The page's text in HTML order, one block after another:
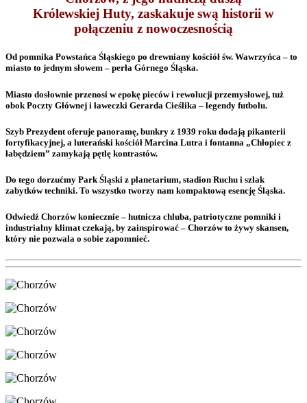
Królewskiej Huty, zaskakuje swą historii w
połączeniu z nowoczesnością
Od pomnika Powstańca Śląskiego po drewniany kościół św. Wawrzyńca – to
miasto to jednym słowem – perła Górnego Śląska.
Miasto dosłownie przenosi w epokę pieców i rewolucji przemysłowej, tuż
obok Poczty Głównej i ławeczki Gerarda Cieślika – legendy futbolu.
Szyb Prezydent oferuje panoramę, bunkry z 1939 roku dodają pikanterii
fortyfikacyjnej, a luterański kościół Marcina Lutra i fontanna „Chłopiec z
łabędziem” zamykają pętlę kontrastów.
Do tego dorzućmy Park Śląski z planetarium, stadion Ruchu i szlak
zabytków techniki. To wszystko tworzy nam kompaktową esencję Śląska.
Odwiedź Chorzów koniecznie – hutnicza chluba, patriotyczne pomniki i
industrialny klimat czekają, by zainspirować – Chorzów to żywy skansen,
który nie pozwala o sobie zapomnieć.